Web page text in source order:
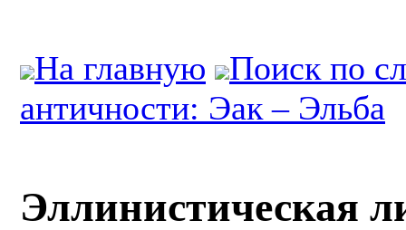
На главную
Поиск по
античности: Эак – Эльба
Эллинистическая